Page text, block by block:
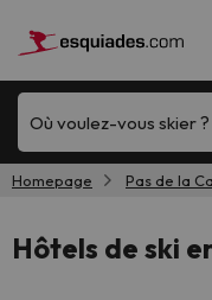
Où voulez-vous skier ?
Homepage Pas de la
Hôtels de ski